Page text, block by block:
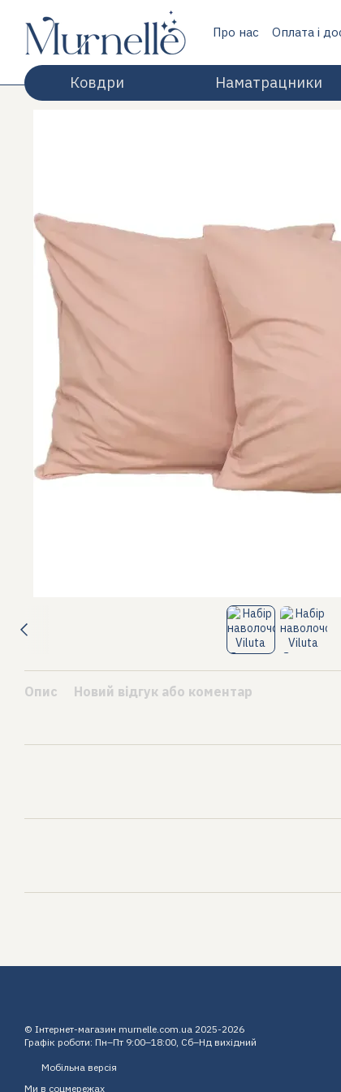
Перейти до основного контенту
Про нас Оплата і
Ковдри Наматрацники
Опис Новий відгук або коментар
© Інтернет-магазин murnelle.com.ua 2025-2026
Графік роботи: Пн–Пт 9:00–18:00, Сб–Нд вихідний
Мобільна версія
Ми в соцмережах